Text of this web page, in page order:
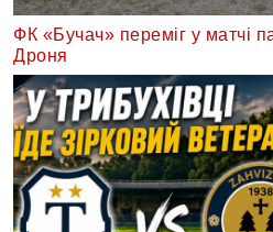
ФК «Бучач» переміг у матчі
Дроня